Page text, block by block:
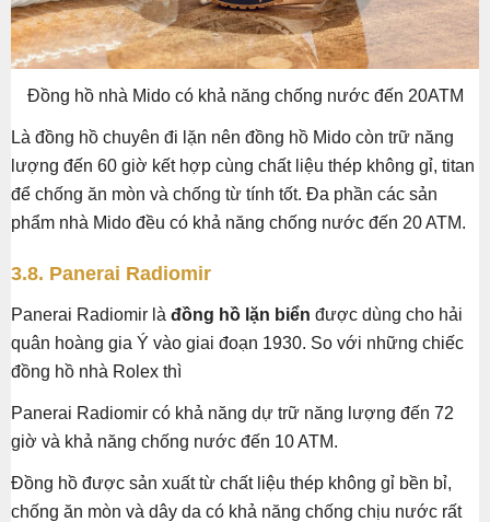
Đồng hồ nhà Mido có khả năng chống nước đến 20ATM
Là đồng hồ chuyên đi lặn nên đồng hồ Mido còn trữ năng
lượng đến 60 giờ kết hợp cùng chất liệu thép không gỉ, titan
để chống ăn mòn và chống từ tính tốt. Đa phần các sản
phẩm nhà Mido đều có khả năng chống nước đến 20 ATM.
3.8. Panerai Radiomir
Panerai Radiomir là đồng hồ lặn biển được dùng cho hải
quân hoàng gia Ý vào giai đoạn 1930. So với những chiếc
đồng hồ nhà Rolex thì
Panerai Radiomir có khả năng dự trữ năng lượng đến 72
giờ và khả năng chống nước đến 10 ATM.
Đồng hồ được sản xuất từ chất liệu thép không gỉ bền bỉ,
chống ăn mòn và dây da có khả năng chống chịu nước rất